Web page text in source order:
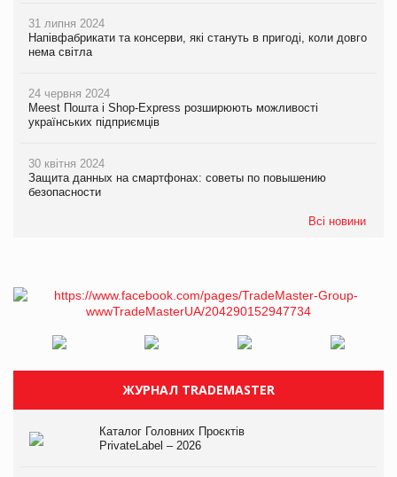
31 липня 2024
Напівфабрикати та консерви, які стануть в пригоді, коли довго
нема світла
24 червня 2024
Meest Пошта і Shop-Express розширюють можливості
українських підприємців
30 квітня 2024
Защита данных на смартфонах: советы по повышению
безопасности
Всі новини
ЖУРНАЛ TRADEMASTER
Каталог Головних Проєктів
PrivateLabel – 2026